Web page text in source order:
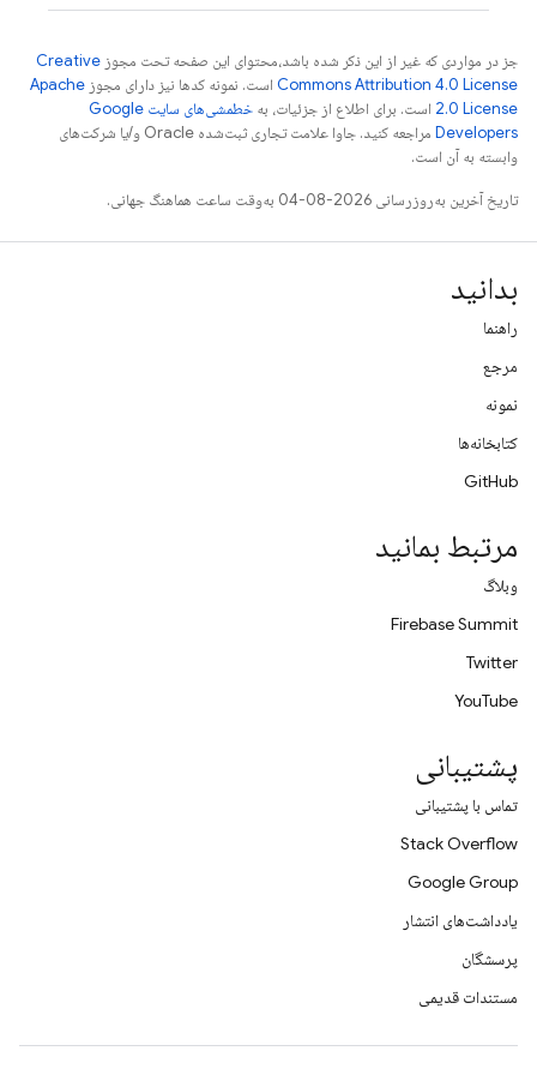
جز در مواردی که غیر از این ذکر شده باشد،‌محتوای این صفحه تحت مجوز Creative
Commons Attribution 4.0 License است. نمونه کدها نیز دارای مجوز Apache
2.0 License است. برای اطلاع از جزئیات، به
خطمشی‌های سایت Google
Developers‏
مراجعه کنید. جاوا علامت تجاری ثبت‌شده Oracle و/یا شرکت‌های
وابسته به آن است.
تاریخ آخرین به‌روزرسانی 2026-08-04 به‌وقت ساعت هماهنگ جهانی.
بدانید
راهنما
مرجع
نمونه
کتابخانه‌ها
GitHub
مرتبط بمانید
وبلاگ
Firebase Summit
Twitter
YouTube
پشتیبانی
تماس با پشتیبانی
Stack Overflow
Google Group
یادداشت‌های انتشار
پرسشگان
مستندات قدیمی